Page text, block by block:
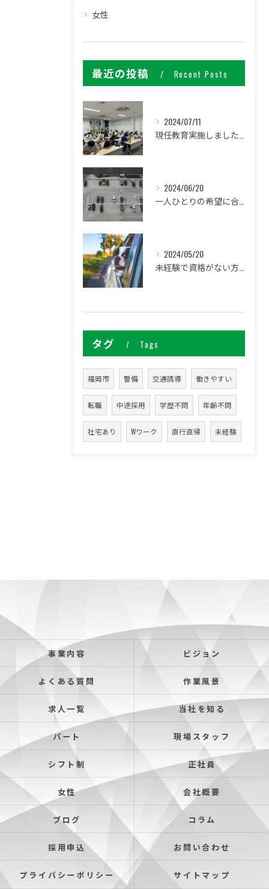
女性
最近の投稿 Recent Posts
2024/07/11
2024/06/20
2024/05/20
タグ Tags
福岡市 警備 交通誘導 働きやすい
転職 中途採用 学歴不問 年齢不問
社宅あり Wワーク 直行直帰 未経験
事業内容 ビジョン
よくある質問 作業風景
求人一覧 当社を知る
パート 現場スタッフ
シフト制 正社員
女性 会社概要
ブログ コラム
採用申込 お問い合わせ
プライバシーポリシー サイトマップ